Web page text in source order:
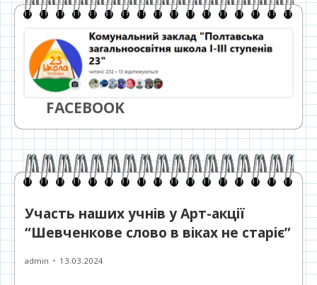
FACEBOOK
Участь наших учнів у Арт-акції
“Шевченкове слово в віках не старіє”
Автор
admin Опубліковано
13.03.2024